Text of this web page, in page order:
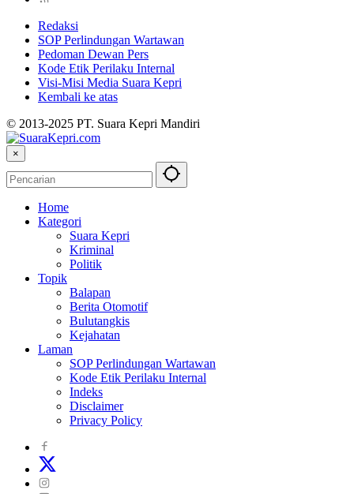
Redaksi
SOP Perlindungan Wartawan
Pedoman Dewan Pers
Kode Etik Perilaku Internal
Visi-Misi Media Suara Kepri
Kembali ke atas
© 2013-2025 PT. Suara Kepri Mandiri
×
Home
Kategori
Suara Kepri
Kriminal
Politik
Topik
Balapan
Berita Otomotif
Bulutangkis
Kejahatan
Laman
SOP Perlindungan Wartawan
Kode Etik Perilaku Internal
Indeks
Disclaimer
Privacy Policy